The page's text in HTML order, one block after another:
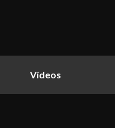
Vídeos